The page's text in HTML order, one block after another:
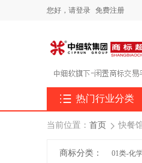
您好， 请登录 免费注册
 热门行业分类
当前位置： 首页  快餐
商标分类： 01类-化